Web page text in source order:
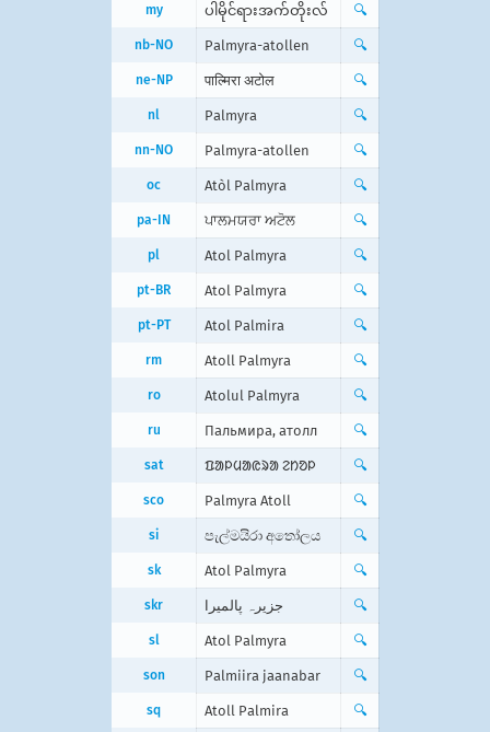
my ပါမိုင်ရားအက်တိုးလ် 🔍
nb-NO Palmyra-atollen 🔍
ne-NP पाल्मिरा अटोल 🔍
nl Palmyra 🔍
nn-NO Palmyra-atollen 🔍
oc Atòl Palmyra 🔍
pa-IN ਪਾਲਮਯਰਾ ਅਟੋਲ 🔍
pl Atol Palmyra 🔍
pt-BR Atol Palmyra 🔍
pt-PT Atol Palmira 🔍
rm Atoll Palmyra 🔍
ro Atolul Palmyra 🔍
ru Пальмира, атолл 🔍
sat ᱯᱟᱞᱢᱟᱭᱨᱟ ᱮᱴᱚᱞ 🔍
sco Palmyra Atoll 🔍
si පැල්මයිරා අතෝලය 🔍
sk Atol Palmyra 🔍
skr جزیرہ پالمیرا 🔍
sl Atol Palmyra 🔍
son Palmiira jaanabar 🔍
sq Atoll Palmira 🔍